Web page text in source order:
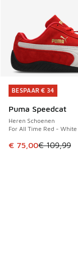
BESPAAR € 34
Puma Speedcat
Heren Schoenen
For All Time Red - White
Dit artikel is in de
€ 75,00€ 109,99
BESPAAR € 34